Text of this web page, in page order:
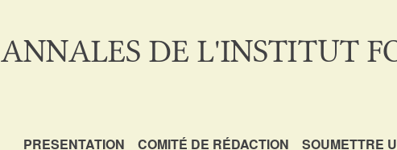
ANNALES DE L'INSTITUT
PRESENTATION COMITÉ DE RÉDACTION SOUMETTRE